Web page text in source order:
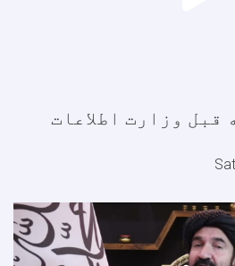
قبل وزارت اطلاعات